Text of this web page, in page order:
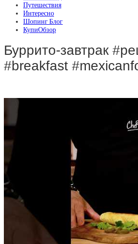
Путешествия
Интересно
Шопинг Блог
КупиОбзор
Буррито-завтрак
#breakfast